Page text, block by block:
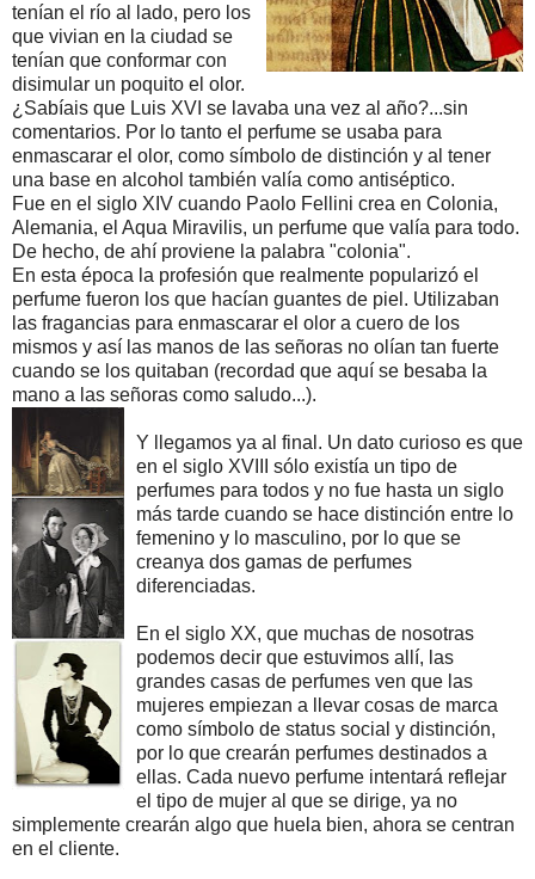
tenían el río al lado, pero los
que vivian en la ciudad se
tenían que conformar con
disimular un poquito el olor.
¿Sabíais que Luis XVI se lavaba una vez al año?...sin
comentarios. Por lo tanto el perfume se usaba para
enmascarar el olor, como símbolo de distinción y al tener
una base en alcohol también valía como antiséptico.
Fue en el siglo XIV cuando Paolo Fellini crea en Colonia,
Alemania, el Aqua Miravilis, un perfume que valía para todo.
De hecho, de ahí proviene la palabra "colonia".
En esta época la profesión que realmente popularizó el
perfume fueron los que hacían guantes de piel. Utilizaban
las fragancias para enmascarar el olor a cuero de los
mismos y así las manos de las señoras no olían tan fuerte
cuando se los quitaban (recordad que aquí se besaba la
mano a las señoras como saludo...).
Y llegamos ya al final. Un dato curioso es que
en el siglo XVIII sólo existía un tipo de
perfumes para todos y no fue hasta un siglo
más tarde cuando se hace distinción entre lo
femenino y lo masculino, por lo que se
creanya dos gamas de perfumes
diferenciadas.
En el siglo XX, que muchas de nosotras
podemos decir que estuvimos allí, las
grandes casas de perfumes ven que las
mujeres empiezan a llevar cosas de marca
como símbolo de status social y distinción,
por lo que crearán perfumes destinados a
ellas. Cada nuevo perfume intentará reflejar
el tipo de mujer al que se dirige, ya no
simplemente crearán algo que huela bien, ahora se centran
en el cliente.